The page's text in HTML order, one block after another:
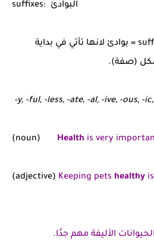
suffixes: البوادئ
الحروف التالية تُسمى suffixes = بوادئ لانها تأتي في بداية
(صفة).
-y, -ful, -less, -ate, -al, -ive, -ous, -
(noun) Health is very
(adjective) Keeping pets healthy
الأليفة مهم جدًا.